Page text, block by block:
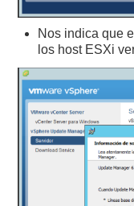
Nos indica que
los host ESXi